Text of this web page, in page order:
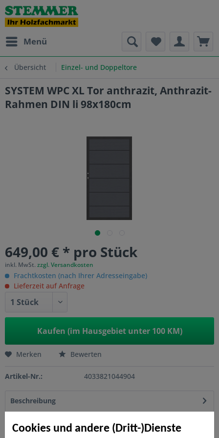
Cookies und andere (Dritt-)Dienste
Menü
Übersicht Einzel- und Doppeltore
SYSTEM WPC XL Tor anthrazit, Anthrazit-
Rahmen DIN li 98x180cm
649,00 € * pro Stück
inkl. MwSt. zzgl. Versandkosten
Frachtkosten (nach Ihrer Adresseingabe)
Lieferzeit auf Anfrage
Kaufen (im Hausgebiet unter 100 KM)
Merken Bewerten
Artikel-Nr.: 4033821044904
Beschreibung
Die SYSTEM Steckzäune aus WPC bieten eine große
Gestaltungsvielfalt. Durch den modularen Aufbau...mehr